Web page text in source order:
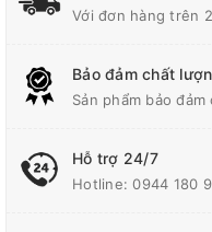
Công Suất Đầu Vào
Bảo hành
Với đơn hàng trên
Bảo đảm chất
Sản phẩm bảo
Hỗ trợ 24/7
Hotline:0944 180